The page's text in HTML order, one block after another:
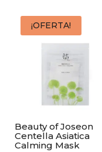
¡OFERTA!
Beauty of Joseon
Centella Asiatica
Calming Mask